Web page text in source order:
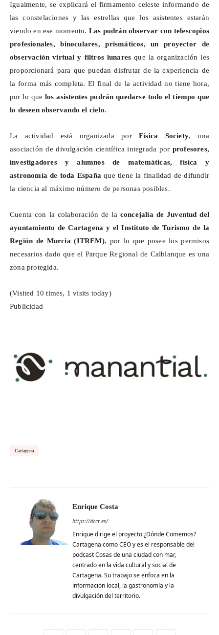
Igualmente, se explicará el firmamento celeste informando de
las constelaciones y las estrellas que los asistentes estarán
viendo en ese momento. Las podrán observar con telescopios
profesionales, binoculares, prismáticos, un proyector de
observación virtual y filtros lunaresque la organización les
proporcionará para que puedan disfrutar de la experiencia de
la forma más completa. El final de la actividad no tiene hora,
por lo que los asistentes podrán quedarse todo el tiempo que
lo deseen observando el cielo.
La actividad está organizada porFísica Society, una
asociación de divulgación científica integrada por profesores,
investigadores y alumnos de matemáticas, física y
astronomía de toda España que tiene la finalidad de difundir
la ciencia al máximo número de personas posibles.
Cuenta con la colaboración de la concejalía de Juventud del
ayuntamiento de Cartagena y el Instituto de Turismo de la
Región de Murcia (ITREM), por lo que posee los permisos
necesarios dado que el Parque Regional de Calblanque es una
zona protegida.
(Visited 10 times, 1 visits today)
Publicidad
Cartagena
Enrique Costa
https://dcct.es/
Enrique dirige el proyecto ¿Dónde Comemos?
Cartagena como CEO y es el responsable del
podcast Cosas de una ciudad con mar,
centrado en la vida cultural y social de
Cartagena. Su trabajo se enfoca en la
información local, la gastronomía y la
divulgación del territorio.